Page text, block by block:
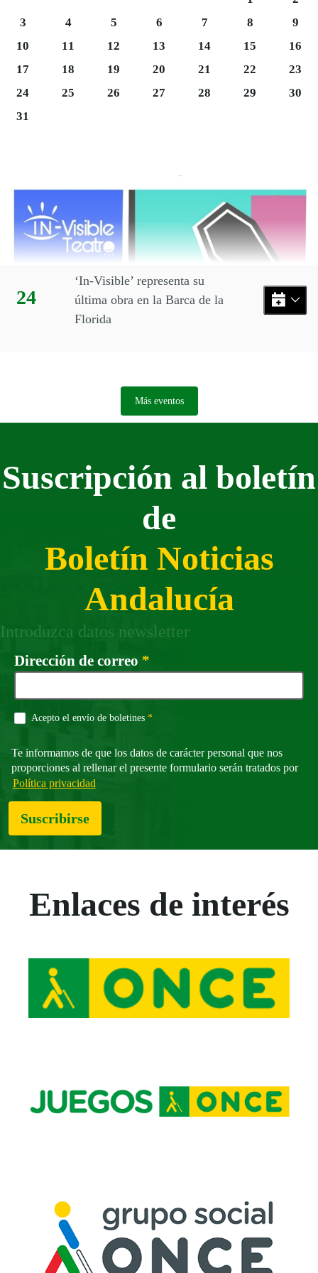
Lunes 3
3 Martes 4
4 Miércoles 5
5 Jueves 6
6 Viernes 7
7 Sábado 8
8
9
Lunes 10
10 Martes 11
11 Miércoles 12
12 Jueves 13
13 Viernes 14
14 Sábado 15
15
16
Lunes 17
17 Martes 18
18 Miércoles 19
19 Jueves 20
20 Viernes 21
21 Sábado 22
22
23
24
Martes 25
25 Miércoles 26
26 Jueves 27
27 Viernes 28
28 Sábado 29
29
30
Lunes 31
31
Eventos disponibles en el
Día:
24
‘In-Visible’ representa su
última obra en la Barca de la
Florida
Más eventos
Suscripción al boletín
de
Boletín Noticias
Andalucía
Introduzca datos newsletter
Dirección de correo *
Acepto el envío de boletines *Campo obligatorio
Te informamos de que los datos de carácter personal que nos
proporciones al rellenar el presente formulario serán tratados por
Política privacidad
Suscribirse
Enlaces de interés